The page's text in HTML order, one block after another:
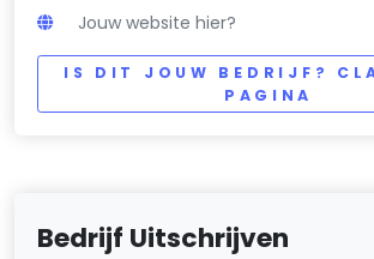
Jouw website hier?
IS DIT JOUW BEDRIJF?
PAGINA
Bedrijf Uitschrijven